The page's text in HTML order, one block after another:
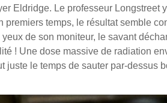
Eldridge. Le professeur Longstreet y
temps, le résultat semble
de son moniteur, le savant
! Une dose massive de radiation
juste le temps de sauter par-dessus